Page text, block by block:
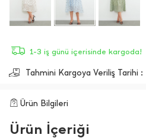
1-3 iş günü içerisinde kargoda!
Tahmini Kargoya Veriliş Tarihi :
Ürün Bilgileri
Ürün İçeriği